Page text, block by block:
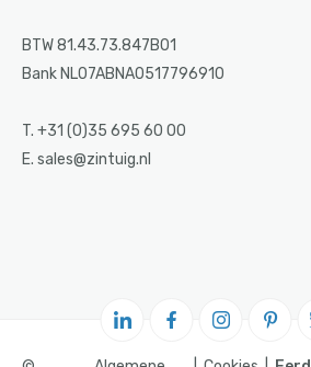
BTW 81.43.73.847B01
Bank NL07ABNA0517796910
T. +31 (0)35 695 60 00
E. sales@zintuig.nl